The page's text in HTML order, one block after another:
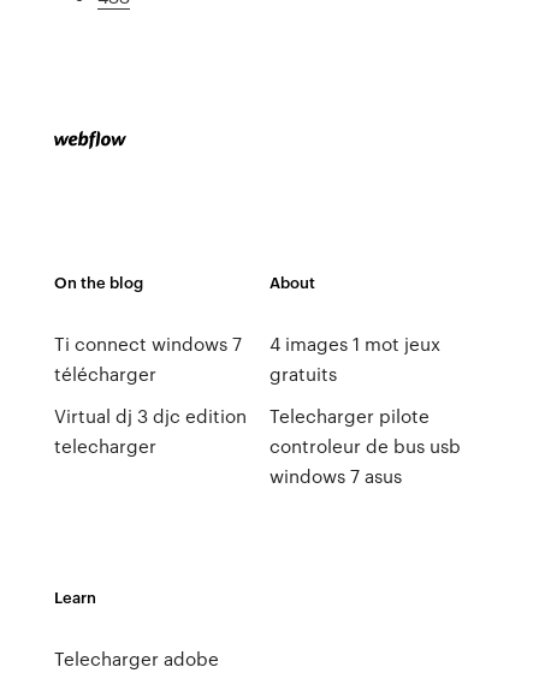
On the blog
Ti connect windows 7
télécharger
Virtual dj 3 djc edition
telecharger
About
4 images 1 mot jeux
gratuits
Telecharger pilote
controleur de bus usb
windows 7 asus
Learn
Telecharger adobe